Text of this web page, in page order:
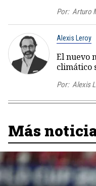
Por: Arturo
Alexis Leroy
El nuevo
climático
Por: Alexis
Más